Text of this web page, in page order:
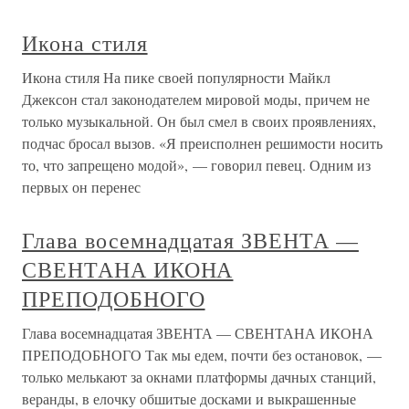
Икона стиля
Икона стиля На пике своей популярности Майкл
Джексон стал законодателем мировой моды, причем не
только музыкальной. Он был смел в своих проявлениях,
подчас бросал вызов. «Я преисполнен решимости носить
то, что запрещено модой», — говорил певец. Одним из
первых он перенес
Глава восемнадцатая ЗВЕНТА —
СВЕНТАНА ИКОНА
ПРЕПОДОБНОГО
Глава восемнадцатая ЗВЕНТА — СВЕНТАНА ИКОНА
ПРЕПОДОБНОГО Так мы едем, почти без остановок, —
только мелькают за окнами платформы дачных станций,
веранды, в елочку обшитые досками и выкрашенные